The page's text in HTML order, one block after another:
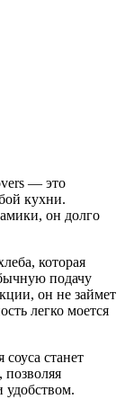
— это
кухни.
он долго
которая
подачу
он не займет
легко моется
станет
удобством.